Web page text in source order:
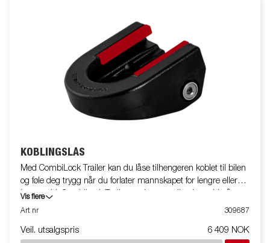
KOBLINGSLÅS
Med CombiLock Trailer kan du låse tilhengeren koblet til bilen
og føle deg trygg når du forlater mannskapet for lengre eller
kortere tid. CombiLock Trailer oppbevares til enhver tid på
tilhengeren, enten som låst på trekkvognen eller låst ved hjelp
følgende ballhanske: AL-KO AK 301, 351
Vis flere
Art nr
309687
Veil. utsalgspris 6 409 NOK